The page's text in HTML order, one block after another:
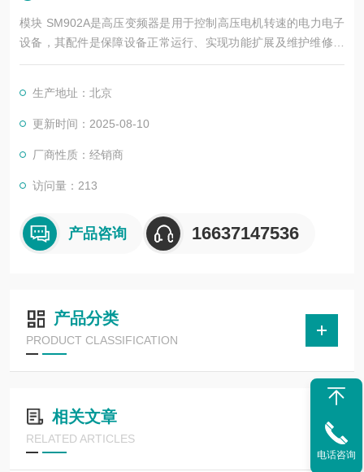
模块 SM902A是高压变频器是用于控制高压电机转速的电力电子
设备，其配件是保障设备正常运行、实现功能扩展及维护维修的
重要组成部分。这些配件种类繁多，涵盖了功率变换、控制、冷
生产地址：北京
更新时间：2025-08-10
厂商性质：经销商
访问量：213
产品咨询 16637147536
产品分类
PRODUCT CLASSIFICATION
相关文章
RELATED ARTICLES
电话咨询